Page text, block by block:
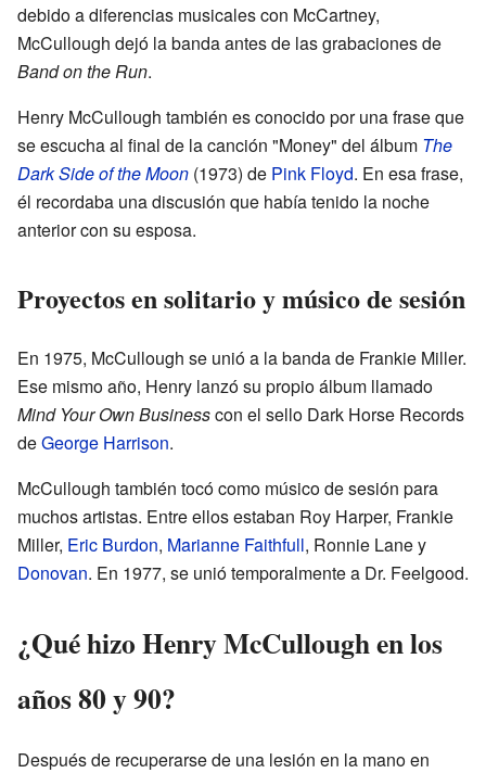
debido a diferencias musicales con McCartney,
McCullough dejó la banda antes de las grabaciones de
Band on the Run.
Henry McCullough también es conocido por una frase que
se escucha al final de la canción "Money" del álbum The
Dark Side of the Moon (1973) de Pink Floyd. En esa frase,
él recordaba una discusión que había tenido la noche
anterior con su esposa.
Proyectos en solitario y músico de sesión
En 1975, McCullough se unió a la banda de Frankie Miller.
Ese mismo año, Henry lanzó su propio álbum llamado
Mind Your Own Businesscon el sello Dark Horse Records
deGeorge Harrison.
McCullough también tocó como músico de sesión para
muchos artistas. Entre ellos estaban Roy Harper, Frankie
Miller, Eric Burdon, Marianne Faithfull, Ronnie Lane y
Donovan. En 1977, se unió temporalmente a Dr. Feelgood.
¿Qué hizo Henry McCullough en los
años 80 y 90?
Después de recuperarse de una lesión en la mano en